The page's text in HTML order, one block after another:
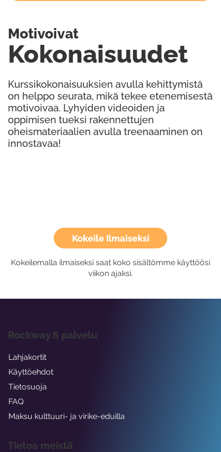
Kokeile Ilmaiseksi
Kokeilemalla ilmaiseksi saat koko sisältömme käyttöösi
viikon ajaksi.
Kurssikokonaisuuksien avulla kehittymistä
on helppo seurata, mikä tekee etenemisestä
motivoivaa. Lyhyiden videoiden ja
oppimisen tueksi rakennettujen
oheismateriaalien avulla treenaaminen on
innostavaa!
Kokonaisuudet
Motivoivat
Rockway.fi palvelu
Lahjakortit
Käyttöehdot
Tietosuoja
FAQ
Maksu kulttuuri- ja virike-eduilla
Tietoa meistä